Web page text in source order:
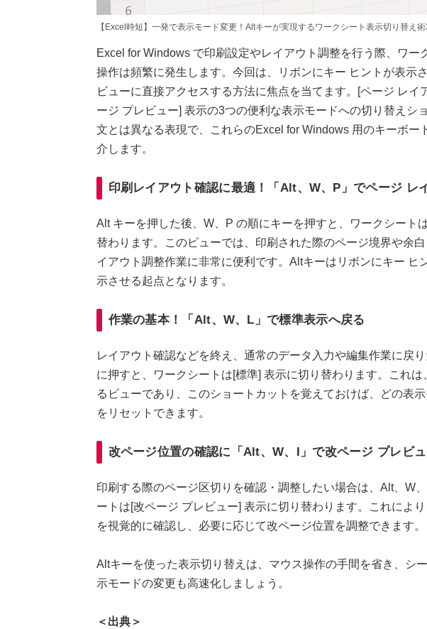
【Excel時短】一発で表示モード変更！Altキーが実現するワークシート表示切り替え術
Excel for Windows で印刷設定やレイアウト調整を行う際、ワー
操作は頻繁に発生します。今回は、リボンにキー ヒントが表示
ビューに直接アクセスする方法に焦点を当てます。[ページ レイ
ージ プレビュー] 表示の3つの便利な表示モードへの切り替えシ
文とは異なる表現で、これらのExcel for Windows 用のキーボー
介します。
印刷レイアウト確認に最適！「Alt、W、P」でページ レ
Alt キーを押した後、W、P の順にキーを押すと、ワークシート
替わります。このビューでは、印刷された際のページ境界や余
イアウト調整作業に非常に便利です。Altキーはリボンにキー ヒ
示させる起点となります。
作業の基本！「Alt、W、L」で標準表示へ戻る
レイアウト確認などを終え、通常のデータ入力や編集作業に戻
に押すと、ワークシートは[標準] 表示に切り替わります。これ
るビューであり、このショートカットを覚えておけば、どの表
をリセットできます。
改ページ位置の確認に「Alt、W、I」で改ページ プレビ
印刷する際のページ区切りを確認・調整したい場合は、Alt、W
ートは[改ページ プレビュー] 表示に切り替わります。これによ
を視覚的に確認し、必要に応じて改ページ位置を調整できます。
Altキーを使った表示切り替えは、マウス操作の手間を省き、シ
示モードの変更も高速化しましょう。
＜出典＞